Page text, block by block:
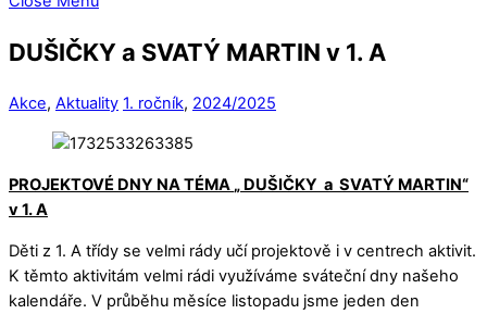
DUŠIČKY a SVATÝ MARTIN v 1. A
Akce, Aktuality 1. ročník, 2024/2025
PROJEKTOVÉ DNY NA TÉMA „ DUŠIČKY a SVATÝ MARTIN“
v 1. A
Děti z 1. A třídy se velmi rády učí projektově i v centrech aktivit.
K těmto aktivitám velmi rádi využíváme sváteční dny našeho
kalendáře. V průběhu měsíce listopadu jsme jeden den